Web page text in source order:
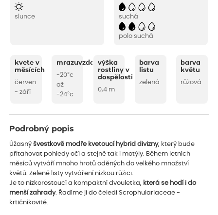
slunce suchá
polo suchá
kvete v
měsících
červen
- září
mrazuvzdornost
-20°c
až
-24°c
výška
rostliny v
dospělosti
0,4 m
barva
listu
zelená
barva
květu
růžová
Podrobný popis
Úžasnýšvestkově modře kvetoucí hybrid divizny, který bude
přitahovat pohledy očí a stejně tak i motýly. Během letních
měsíců vytváří mnoho hrotů oděných do velkého množství
květů. Zelené listy vytváření nízkou růžici.
Je to nízkorostoucí a kompaktní dvouletka, která se hodí i do
menší zahrady. Řadíme ji do čeledi Scrophulariaceae -
krtičníkovité.